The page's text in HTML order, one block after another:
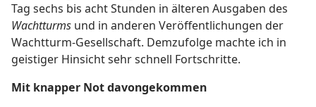
Tag sechs bis acht Stunden in älteren Ausgaben des
Wachtturms und in anderen Veröffentlichungen der
Wachtturm-Gesellschaft. Demzufolge machte ich in
geistiger Hinsicht sehr schnell Fortschritte.
Mit knapper Not davongekommen